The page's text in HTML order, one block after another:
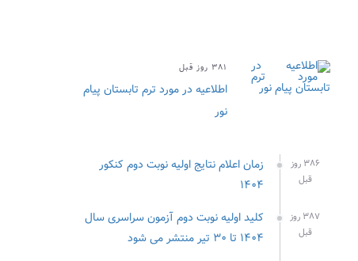
۳۸۱ روز قبل
اطلاعیه در مورد ترم تابستان پیام
نور
۳۸۶ روز
قبل
زمان اعلام نتایج اولیه نوبت دوم کنکور
۱۴۰۴
۳۸۷ روز
قبل
کلید اولیه نوبت دوم آزمون سراسری سال
۱۴۰۴ تا ۳۰ تیر منتشر می شود